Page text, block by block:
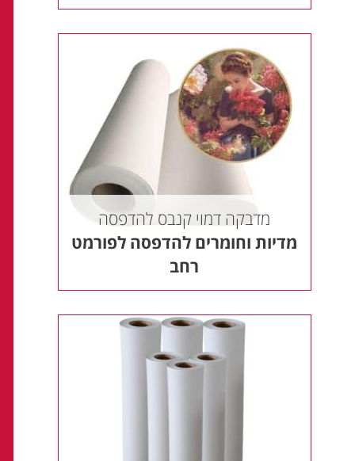
מדבקה דמוי קנבס להדפסה
מדיות וחומרים להדפסה לפורמט
רחב